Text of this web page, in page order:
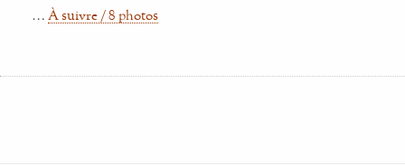
… À suivre / 8 photos